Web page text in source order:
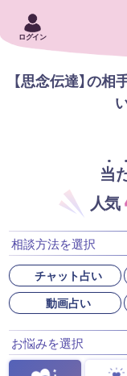
ログイン
【思念伝達】の
当
人気
相談方法を選択
チャット占い
動画占い
お悩みを選択